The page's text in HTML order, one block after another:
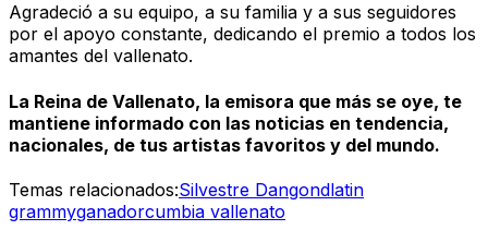
Agradeció a su equipo, a su familia y a sus seguidores
por el apoyo constante, dedicando el premio a todos los
amantes del vallenato.
La Reina de Vallenato, la emisora que más se oye, te
mantiene informado con las noticias en tendencia,
nacionales, de tus artistas favoritos y del mundo.
Temas relacionados:Silvestre Dangondlatin
grammyganadorcumbia vallenato